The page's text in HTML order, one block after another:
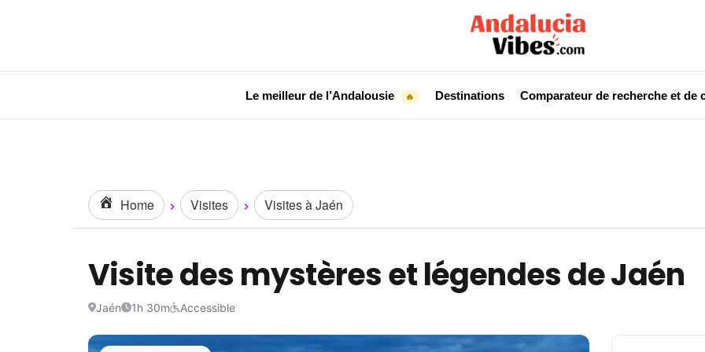
Le meilleur de l’Andalousie 🔥 Destinations Comparateur de recherche et de
Home Visites Visites à Jaén
Visite des mystères et légendes de Jaén
Jaén 1h 30m Accessible